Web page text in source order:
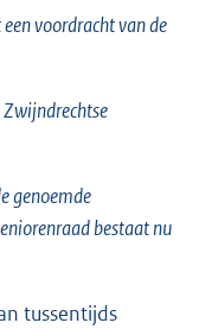
voordracht van de
genoemde
bestaat nu
tussentijds